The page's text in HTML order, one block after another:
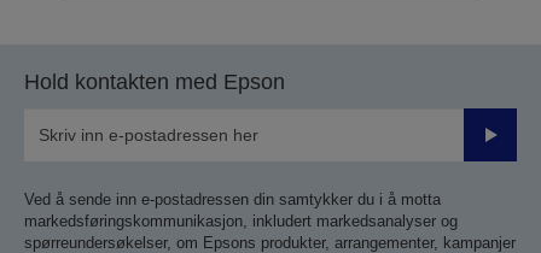
Hold kontakten med Epson
Send
Ved å sende inn e-postadressen din samtykker du i å motta
markedsføringskommunikasjon, inkludert markedsanalyser og
spørreundersøkelser, om Epsons produkter, arrangementer, kampanjer